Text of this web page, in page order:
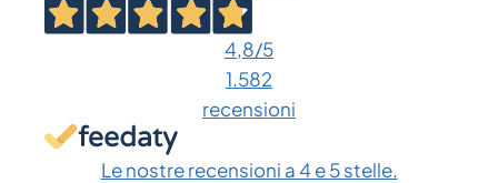
4,8/5
1.582
recensioni
Le nostre recensioni a 4 e 5 stelle.